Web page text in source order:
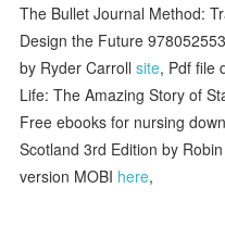
The Bullet Journal Method:
Design the Future
by Ryder Carrollsite, Pdf file
Life: The Amazing Story of
Free ebooks for nursing
Scotland 3rd Edition by
version MOBI here,